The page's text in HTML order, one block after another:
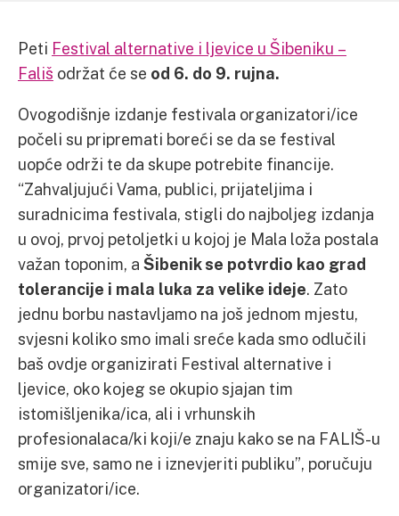
Peti Festival alternative i ljevice u Šibeniku –
Fališ održat će se od 6. do 9. rujna.
Ovogodišnje izdanje festivala organizatori/ice
počeli su pripremati boreći se da se festival
uopće održi te da skupe potrebite financije.
“Zahvaljujući Vama, publici, prijateljima i
suradnicima festivala, stigli do najboljeg izdanja
u ovoj, prvoj petoljetki u kojoj je Mala loža postala
važan toponim, a Šibenik se potvrdio kao grad
tolerancije i mala luka za velike ideje. Zato
jednu borbu nastavljamo na još jednom mjestu,
svjesni koliko smo imali sreće kada smo odlučili
baš ovdje organizirati Festival alternative i
ljevice, oko kojeg se okupio sjajan tim
istomišljenika/ica, ali i vrhunskih
profesionalaca/ki koji/e znaju kako se na FALIŠ-u
smije sve, samo ne i iznevjeriti publiku”, poručuju
organizatori/ice.